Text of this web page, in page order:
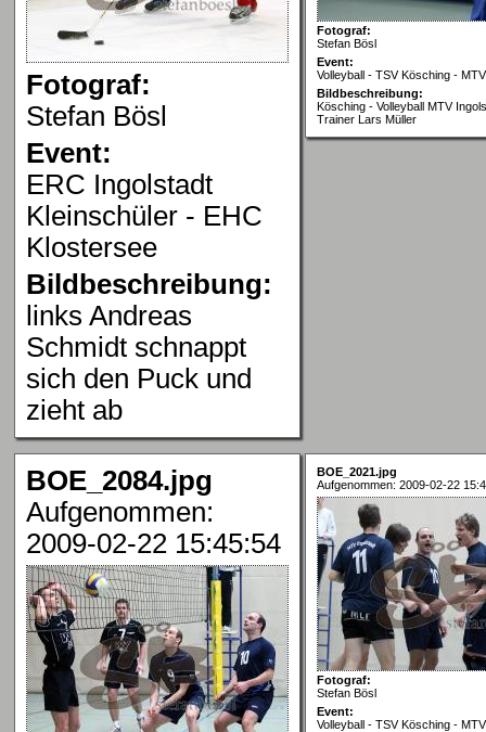
Fotograf:
Stefan Bösl
Event:
ERC Ingolstadt
Kleinschüler - EHC
Klostersee
Bildbeschreibung:
links Andreas
Schmidt schnappt
sich den Puck und
zieht ab
Fotograf:
Stefan Bösl
Event:
Volleyball - TSV Kösching -
Bildbeschreibung:
Kösching - Volleyball MTV
Trainer Lars Müller
BOE_2084.jpg
Aufgenommen:
2009-02-22 15:45:54
BOE_2021.jpg
Aufgenommen: 2009-02-22
Fotograf:
Stefan Bösl
Event:
Volleyball - TSV Kösching -